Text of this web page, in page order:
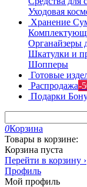
Уходовая
Хранение
Органайзеры
Шкатулки и
Шопперы
Готовые
Распродажа-
Подарки
0Корзина
Товары в корзине:
Корзина пуста
Перейти в корзину ›
Профиль
Мой профиль